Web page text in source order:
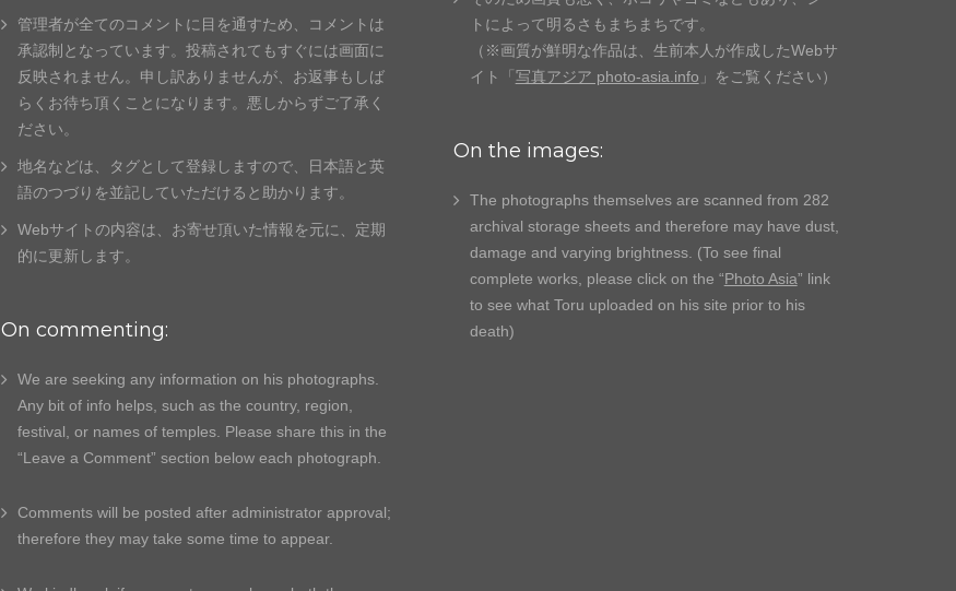
管理者が全てのコメントに目を通すため、
コメントは
承認制となっています。投稿されてもすぐには画面に
反映されません。申し訳ありませんが、 お返事もしば
らくお待ち頂くことになります。悪しからずご了承く
ださい。
地名などは、タグとして登録しますので、日本語と英
語のつづりを並記していただけると助かります。
Webサイトの内容は、お寄せ頂いた情報を元に、 定期
的に更新します。
On commenting:
We are seeking any information on his photographs.
Any bit of info helps, such as the country, region,
festival, or names of temples. Please share this in the
“Leave a Comment” section below each photograph.
Comments will be posted after administrator approval;
therefore they may take some time to appear.
トによって明るさもまちまちです。
（※画質が鮮明な作品は、生前本人が作成したWebサ
イト「 写真アジア photo-asia.info 」 をご覧ください）
On the images:
The photographs themselves are scanned from 282
archival storage sheets and therefore may have dust,
damage and varying brightness. (To see final
complete works, please click on the “Photo Asia” link
to see what Toru uploaded on his site prior to his
death)